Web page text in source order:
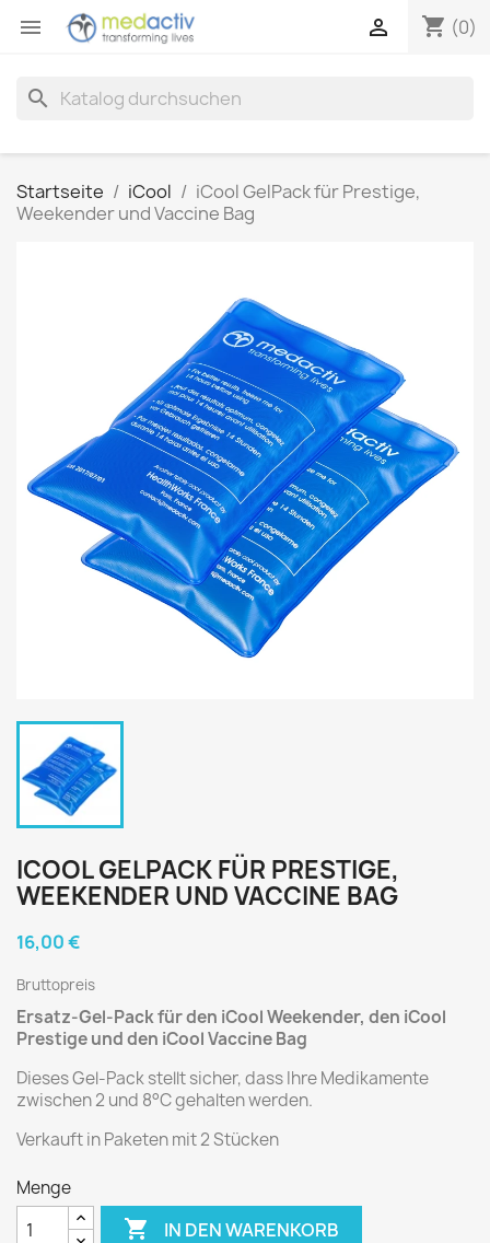
 shopping_cart (0)

search
Startseite iCool
iCool GelPack für Prestige,
Weekender und Vaccine Bag
ICOOL GELPACK FÜR PRESTIGE,
WEEKENDER UND VACCINE BAG
16,00 €
Bruttopreis
Ersatz-Gel-Pack für den iCool Weekender, den iCool
Prestige und den iCool Vaccine Bag
Dieses Gel-Pack stellt sicher, dass Ihre Medikamente
zwischen 2 und 8°C gehalten werden.
Verkauft in Paketen mit 2 Stücken
Menge
 IN DEN WARENKORB